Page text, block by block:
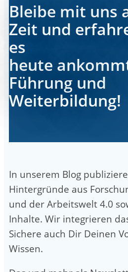
Bleibe mit uns
Zeit und
es
heute
Führung und
Weiterbildung!
In unserem Blog
Hintergründe aus
und der Arbeitswelt 4.0
Inhalte. Wir integrieren
Sichere auch Dir Deinen
Wissen.